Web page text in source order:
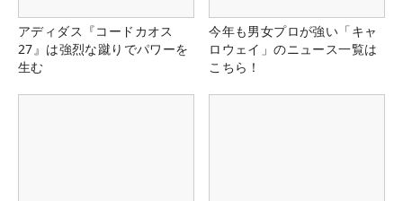
アディダス『コードカオス
27』は強烈な蹴りでパワーを
生む
今年も男女プロが強い「キャ
ロウェイ」のニュース一覧は
こちら！